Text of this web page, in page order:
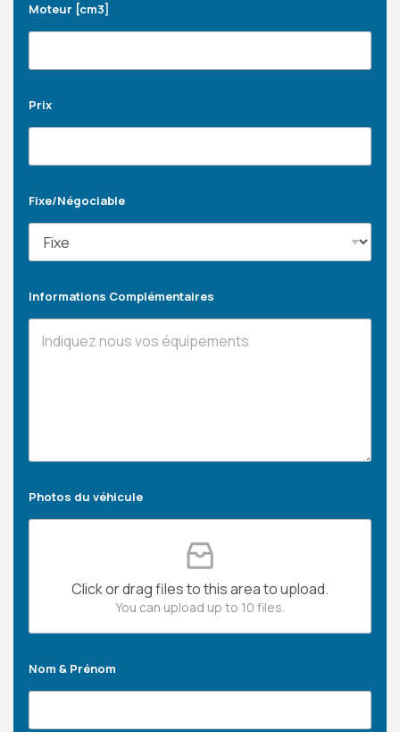
Moteur [cm3]
Prix
Fixe/Négociable
Informations Complémentaires
Photos du véhicule
Click or drag files to this area to upload.
You can upload up to 10 files.
Nom & Prénom